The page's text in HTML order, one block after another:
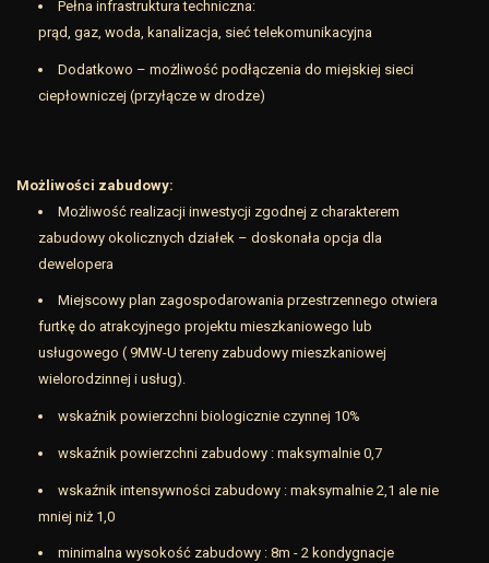
Pełna infrastruktura techniczna:
prąd, gaz, woda, kanalizacja, sieć telekomunikacyjna
Dodatkowo – możliwość podłączenia do miejskiej sieci
ciepłowniczej (przyłącze w drodze)
Możliwości zabudowy:
Możliwość realizacji inwestycji zgodnej z charakterem
zabudowy okolicznych działek – doskonała opcja dla
dewelopera
Miejscowy plan zagospodarowania przestrzennego otwiera
furtkę do atrakcyjnego projektu mieszkaniowego lub
usługowego ( 9MW-U tereny zabudowy mieszkaniowej
wielorodzinnej i usług).
wskaźnik powierzchni biologicznie czynnej 10%
wskaźnik powierzchni zabudowy : maksymalnie 0,7
wskaźnik intensywności zabudowy : maksymalnie 2,1 ale nie
mniej niż 1,0
minimalna wysokość zabudowy : 8m - 2 kondygnacje